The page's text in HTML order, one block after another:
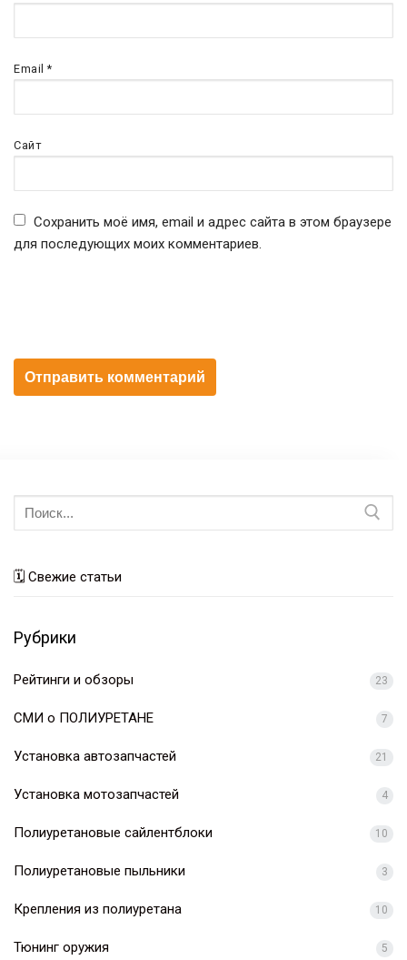
Email*
Сайт
Сохранить моё имя, email и адрес сайта в этом браузере
для последующих моих комментариев.
Искать:
🗓 Свежие статьи
Рубрики
Рейтинги и обзоры 23
СМИ о ПОЛИУРЕТАНЕ 7
Установка автозапчастей 21
Установка мотозапчастей 4
Полиуретановые сайлентблоки 10
Полиуретановые пыльники 3
Крепления из полиуретана 10
Тюнинг оружия 5